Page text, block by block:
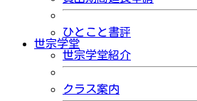
ひとこと書評
世宗学堂
世宗学堂紹介
クラス案内